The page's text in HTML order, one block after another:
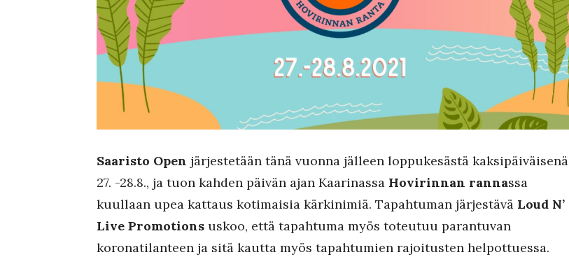
Saaristo Open järjestetään tänä vuonna jälleen loppukesästä kaksipäiväisenä
27. -28.8., ja tuon kahden päivän ajan Kaarinassa Hovirinnan rannassa
kuullaan upea kattaus kotimaisia kärkinimiä. Tapahtuman järjestävä Loud N’
Live Promotions uskoo, että tapahtuma myös toteutuu parantuvan
koronatilanteen ja sitä kautta myös tapahtumien rajoitusten helpottuessa.